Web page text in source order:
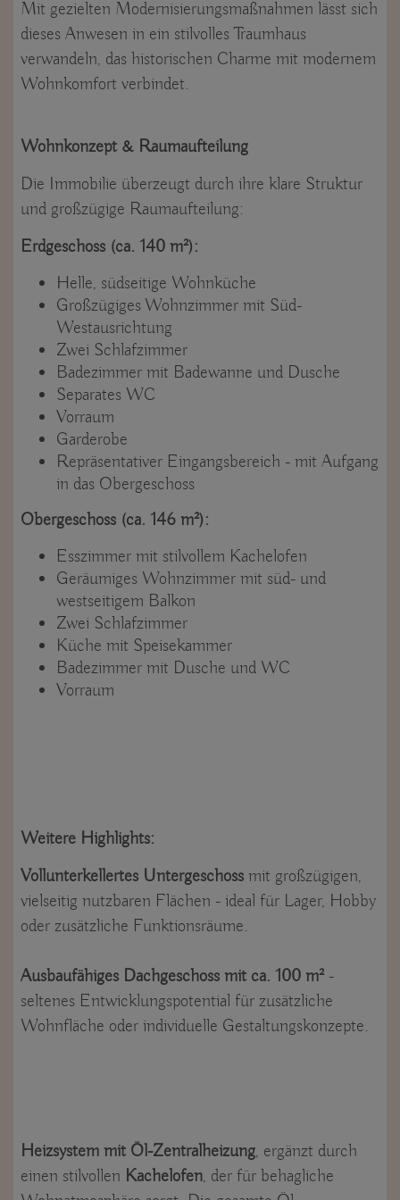
Mit gezielten Modernisierungsmaßnahmen lässt sich
dieses Anwesen in ein stilvolles Traumhaus
verwandeln, das historischen Charme mit modernem
Wohnkomfort verbindet.
Wohnkonzept & Raumaufteilung
Die Immobilie überzeugt durch ihre klare Struktur
und großzügige Raumaufteilung:
Erdgeschoss (ca. 140 m²):
Helle, südseitige Wohnküche
Großzügiges Wohnzimmer mit Süd-
Westausrichtung
Zwei Schlafzimmer
Badezimmer mit Badewanne und Dusche
Separates WC
Vorraum
Garderobe
Repräsentativer Eingangsbereich - mit Aufgang
in das Obergeschoss
Obergeschoss (ca. 146 m²):
Esszimmer mit stilvollem Kachelofen
Geräumiges Wohnzimmer mit süd- und
westseitigem Balkon
Zwei Schlafzimmer
Küche mit Speisekammer
Badezimmer mit Dusche und WC
Vorraum
Weitere Highlights:
Vollunterkellertes Untergeschoss mit großzügigen,
vielseitig nutzbaren Flächen - ideal für Lager, Hobby
oder zusätzliche Funktionsräume.
Ausbaufähiges Dachgeschoss mit ca. 100 m² -
seltenes Entwicklungspotential für zusätzliche
Wohnfläche oder individuelle Gestaltungskonzepte.
Heizsystem mit Öl-Zentralheizung, ergänzt durch
einen stilvollen Kachelofen, der für behagliche